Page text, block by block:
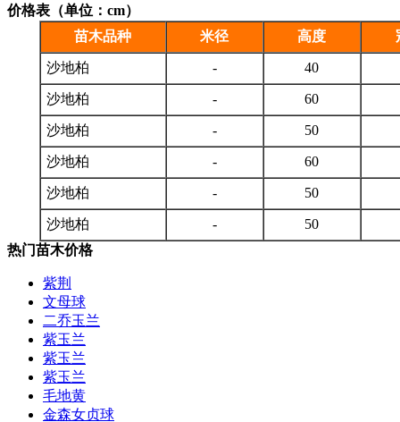
价格表（单位：cm）
苗木品种
米径 高度
沙地柏 - 40
沙地柏 - 60
沙地柏 - 50
沙地柏 - 60
沙地柏 - 50
沙地柏 -
50
热门苗木价格
紫荆
文母球
二乔玉兰
紫玉兰
紫玉兰
紫玉兰
毛地黄
金森女贞球